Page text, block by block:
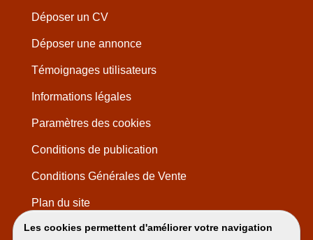
Les cookies permettent d'améliorer votre navigation
Déposer un CV
Déposer une annonce
Témoignages utilisateurs
Informations légales
Paramètres des cookies
Conditions de publication
Conditions Générales de Vente
Plan du site